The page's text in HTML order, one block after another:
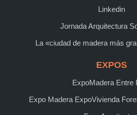
Linkedin
Jornada Arquitectura
La «ciudad de madera más
EXPOS
ExpoMadera Entre
Expo Madera ExpoVivienda